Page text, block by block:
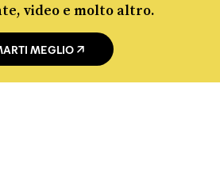
video e molto altro.
MEGLIO
Politica 2012 - 2026